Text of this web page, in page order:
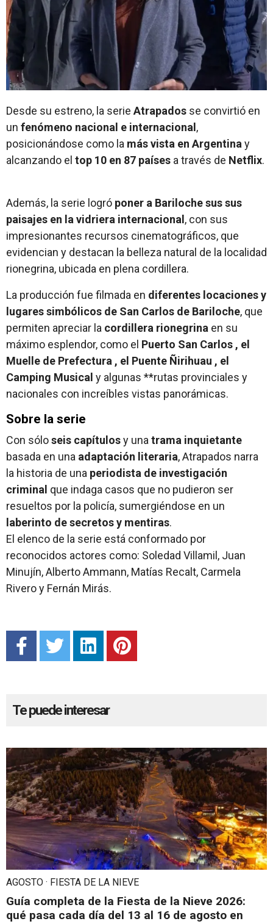
Desde su estreno, la serie Atrapados se convirtió en
un fenómeno nacional e internacional ,
posicionándose como la más vista en Argentina y
alcanzando el top 10 en 87 países a través de Netflix.
Además, la serie logró poner a Bariloche sus sus
paisajes en la vidriera internacional , con sus
impresionantes recursos cinematográficos, que
evidencian y destacan la belleza natural de la localidad
rionegrina, ubicada en plena cordillera.
La producción fue filmada en diferentes locaciones y
lugares simbólicos de San Carlos de Bariloche, que
permiten apreciar la cordillera rionegrina en su
máximo esplendor, como el Puerto San Carlos , el
Muelle de Prefectura , el Puente Ñirihuau , el
Camping Musical y algunas **rutas provinciales y
nacionales con increíbles vistas panorámicas.
Sobre la serie
Con sóloseis capítulosy una trama inquietante
basada en una adaptación literaria, Atrapados narra
la historia de una periodista de investigación
criminal que indaga casos que no pudieron ser
resueltos por la policía, sumergiéndose en un
laberinto de secretos y mentiras.
El elenco de la serie está conformado por
reconocidos actores como: Soledad Villamil, Juan
Minujín, Alberto Ammann, Matías Recalt, Carmela
Rivero y Fernán Mirás.
Te puede interesar
AGOSTO · FIESTA DE LA NIEVE
Guía completa de la Fiesta de la Nieve 2026:
qué pasa cada día del 13 al 16 de agosto en